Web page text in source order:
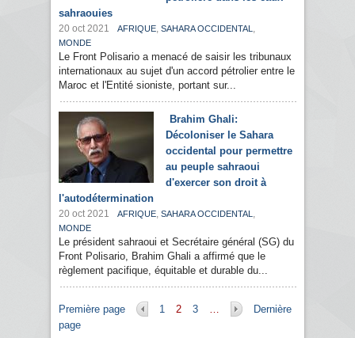
sahraouies
20 oct 2021 AFRIQUE, SAHARA OCCIDENTAL ,
MONDE
Le Front Polisario a menacé de saisir les tribunaux
internationaux au sujet d'un accord pétrolier entre le
Maroc et l'Entité sioniste, portant sur...
Brahim Ghali:
Décoloniser le Sahara
occidental pour permettre
au peuple sahraoui
d'exercer son droit à
l'autodétermination
20 oct 2021 AFRIQUE, SAHARA OCCIDENTAL ,
MONDE
Le président sahraoui et Secrétaire général (SG) du
Front Polisario, Brahim Ghali a affirmé que le
règlement pacifique, équitable et durable du...
Pages
Première page 1 2 3 …
Dernière
page